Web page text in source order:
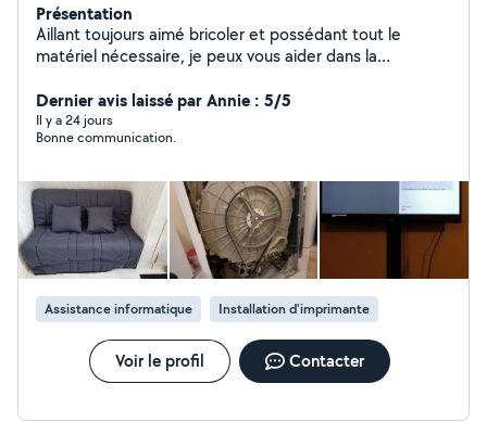
Présentation
Aillant toujours aimé bricoler et possédant tout le
matériel nécessaire, je peux vous aider dans la
informatique, web ou tout autre selon vos besoins ...
attentif et rigoureux, je prendrais à coeur les tâches que
vous me confierez.
Dernier avis laissé par Annie : 5/5
Il y a 24 jours
Bonne communication.
Assistance informatique Installation d'imprimante
Voir le profil Contacter